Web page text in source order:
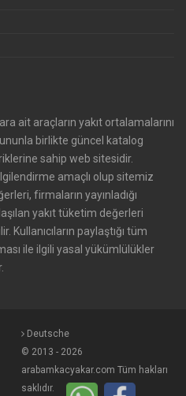
ait araçların yakıt ortalamalarını
birlikte güncel katalog
sahip web sitesidir.
amaçlı olup sitemiz
firmaların yayınladığı
yakıt tüketim değerleri
Kullanıcıların paylaştığı tüm
ile ilgili yasal yükümlülükler
Deutsche
© 2013 - 2026
arabamkacyakar.com Tüm hakları
saklıdır.